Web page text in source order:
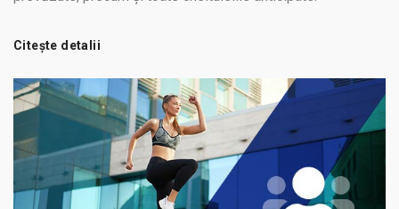
Citește detalii